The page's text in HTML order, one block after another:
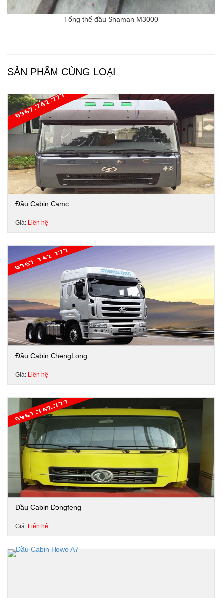
Tổng thể đầu Shaman M3000
SẢN PHẨM CÙNG LOẠI
Đầu Cabin Camc
Giá: Liên hệ
Đầu Cabin ChengLong
Giá: Liên hệ
Đầu Cabin Dongfeng
Giá: Liên hệ